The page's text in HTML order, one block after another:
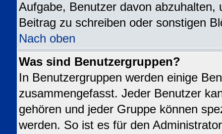
Aufgabe, Benutzer davon abzuhalten,
Beitrag zu schreiben oder sonstigen
Nach oben
Was sind Benutzergruppen?
In Benutzergruppen werden einige
zusammengefasst. Jeder Benutzer
gehören und jeder Gruppe können
werden. So ist es für den